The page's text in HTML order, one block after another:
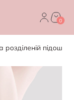
0
підошві